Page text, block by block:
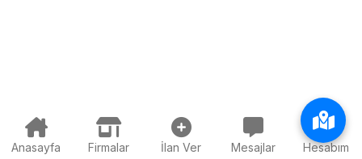
Anasayfa Firmalar İlan Ver Mesajlar Hesabım